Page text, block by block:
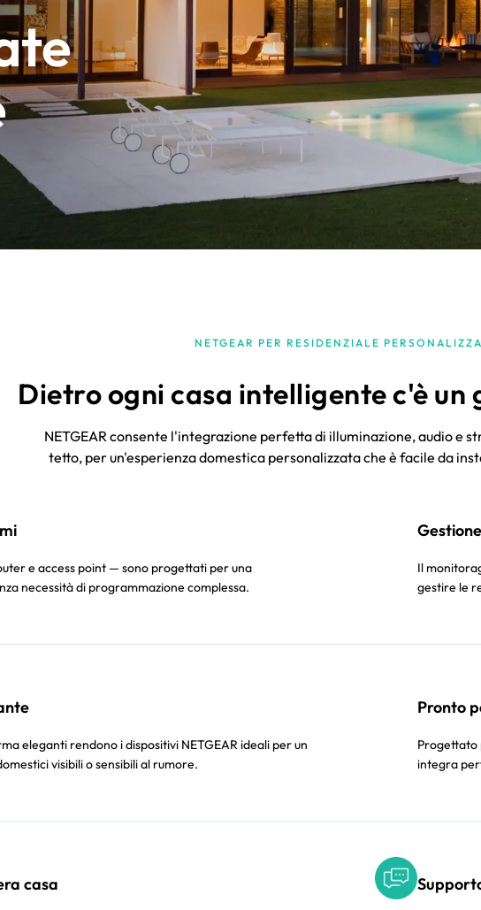
NETGEAR PER RESIDENZIALE
Dietro ogni casa intelligente c'è un
NETGEAR consente l'integrazione perfetta di illuminazione, audio e
tetto, per un'esperienza domestica personalizzata che è facile da
e access point — sono progettati per una
necessità di programmazione complessa.
Il
gestire le
eleganti rendono i dispositivi NETGEAR ideali per un
visibili o sensibili al rumore.
Pronto
Progettato
integra
casa